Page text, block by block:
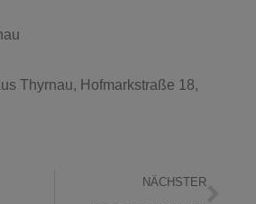
Thyrnau, Hofmarkstraße 18,
NÄCHSTER